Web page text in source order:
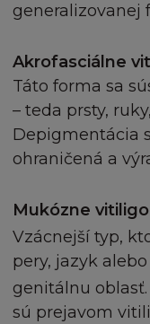
generalizovanej
Akrofasciálne
Táto forma sa
– teda prsty,
Depigmentácia
ohraničená a
Mukózne vitiligo
Vzácnejší typ,
pery, jazyk
genitálnu oblasť.
sú prejavom
připojí na
místních
vyhledejte
Souhlasíte s
jakýchkoliv
postupů
osobou, do té
kroky nebo
zaměstancům,